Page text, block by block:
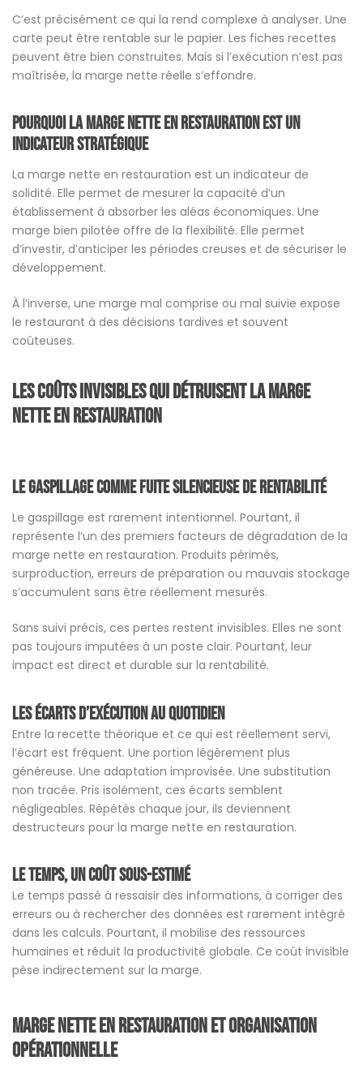
C’est précisément ce qui la rend complexe à analyser. Une
carte peut être rentable sur le papier. Les fiches recettes
peuvent être bien construites. Mais si l’exécution n’est pas
maîtrisée, la marge nette réelle s’effondre.
Pourquoi la marge nette en restauration est un
indicateur stratégique
La marge nette en restauration est un indicateur de
solidité. Elle permet de mesurer la capacité d’un
établissement à absorber les aléas économiques. Une
marge bien pilotée offre de la flexibilité. Elle permet
d’investir, d’anticiper les périodes creuses et de sécuriser le
développement.
À l’inverse, une marge mal comprise ou mal suivie expose
le restaurant à des décisions tardives et souvent
coûteuses.
Les coûts invisibles qui détruisent la marge
nette en restauration
Le gaspillage comme fuite silencieuse de rentabilité
Le gaspillage est rarement intentionnel. Pourtant, il
représente l’un des premiers facteurs de dégradation de la
marge nette en restauration. Produits périmés,
surproduction, erreurs de préparation ou mauvais stockage
s’accumulent sans être réellement mesurés.
Sans suivi précis, ces pertes restent invisibles. Elles ne sont
pas toujours imputées à un poste clair. Pourtant, leur
impact est direct et durable sur la rentabilité.
Les écarts d’exécution au quotidien
Entre la recette théorique et ce qui est réellement servi,
l’écart est fréquent. Une portion légèrement plus
généreuse. Une adaptation improvisée. Une substitution
non tracée. Pris isolément, ces écarts semblent
négligeables. Répétés chaque jour, ils deviennent
destructeurs pour la marge nette en restauration.
Le temps, un coût sous-estimé
Le temps passé à ressaisir des informations, à corriger des
erreurs ou à rechercher des données est rarement intégré
dans les calculs. Pourtant, il mobilise des ressources
humaines et réduit la productivité globale. Ce coût invisible
pèse indirectement sur la marge.
Marge nette en restauration et organisation
opérationnelle